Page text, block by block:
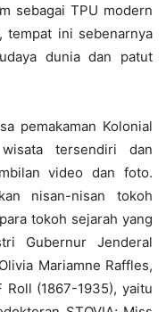
sebagai TPU modern
tempat ini sebenarnya
dunia dan patut
pemakaman Kolonial
tersendiri dan
video dan foto.
nisan-nisan tokoh
tokoh sejarah yang
Gubernur Jenderal
Mariamne Raffles,
Roll (1867-1935), yaitu